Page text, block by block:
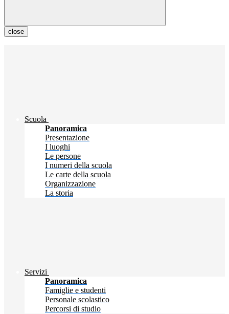
close
Scuola
Panoramica
Presentazione
I luoghi
Le persone
I numeri della scuola
Le carte della scuola
Organizzazione
La storia
Servizi
Panoramica
Famiglie e studenti
Personale scolastico
Percorsi di studio